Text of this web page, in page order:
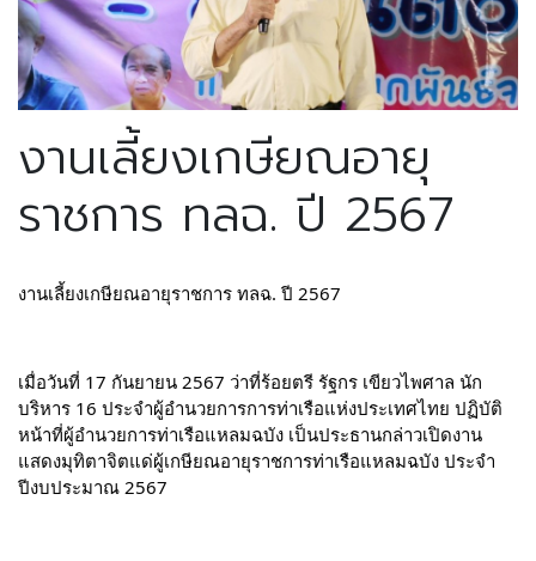
งานเลี้ยงเกษียณอายุ
ราชการ ทลฉ. ปี 2567
งานเลี้ยงเกษียณอายุราชการ ทลฉ. ปี 2567
เมื่อวันที่ 17 กันยายน 2567 ว่าที่ร้อยตรี รัฐกร เขียวไพศาล นัก
บริหาร 16 ประจำผู้อำนวยการการท่าเรือแห่งประเทศไทย ปฏิบัติ
หน้าที่ผู้อำนวยการท่าเรือแหลมฉบัง เป็นประธานกล่าวเปิดงาน
แสดงมุทิตาจิตแด่ผู้เกษียณอายุราชการท่าเรือแหลมฉบัง ประจำ
ปีงบประมาณ 2567